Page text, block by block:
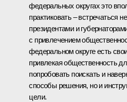
федеральных округах это
практиковать – встречаться
президентами и
с привлечением
федеральном округе есть
привлекая общественность
попробовать поискать и
способы решения, но и
цели.